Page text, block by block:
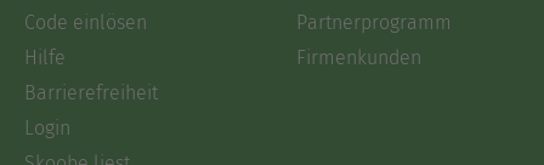
Code einlösen
Hilfe
Barrierefreiheit
Login
Partnerprogramm
Firmenkunden